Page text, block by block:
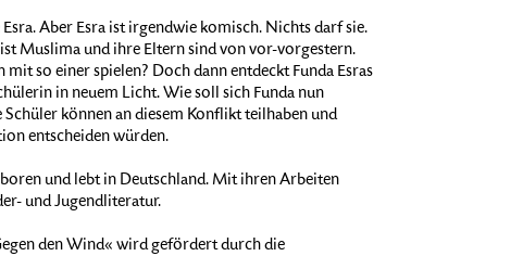
Esra. Aber Esra ist irgendwie komisch. Nichts darf sie.
Muslima und ihre Eltern sind von vor-vorgestern.
mit so einer spielen? Doch dann entdeckt Funda Esras
in neuem Licht. Wie soll sich Funda nun
können an diesem Konflikt teilhaben und
entscheiden würden.
und lebt in Deutschland. Mit ihren Arbeiten
und Jugendliteratur.
den Wind« wird gefördert durch die